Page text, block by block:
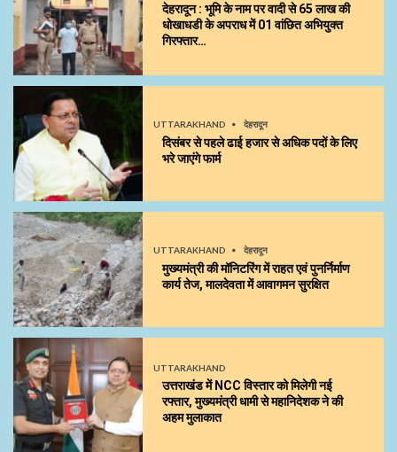
देहरादून : भूमि के नाम पर वादी से 65 लाख की
धोखाधडी के अपराध में 01 वांछित अभियुक्त
गिरफ्तार…
UTTARAKHAND देहरादून
दिसंबर से पहले ढाई हजार से अधिक पदों के लिए
भरे जाएंगे फार्म
UTTARAKHAND देहरादून
मुख्यमंत्री की मॉनिटरिंग में राहत एवं पुनर्निर्माण
कार्य तेज, मालदेवता में आवागमन सुरक्षित
UTTARAKHAND
उत्तराखंड में NCC विस्तार को मिलेगी नई
रफ्तार, मुख्यमंत्री धामी से महानिदेशक ने की
अहम मुलाकात